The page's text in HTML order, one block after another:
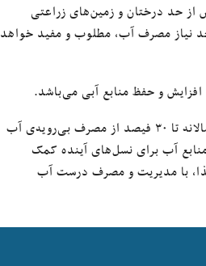
از حد درختان و زمین‌های زراعتی
نیاز مصرف آب، مطلوب و مفید خواهد
و حفظ منابع آبی می‌باشد.
سخن پایانی: یک خانواده‌ای ۴نفره می‌تواند با استفاده از شیرهای معمولی و کم‌مصرف، سالانه تا ۳۰ فیصد از مصرف بی‌رویه‌ی آب
آب برای نسل‌های آینده کمک
با مدیریت و مصرف درست آب